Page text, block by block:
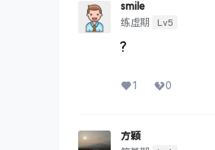
smile
练虚期
Lv5
?
1 0
方颖